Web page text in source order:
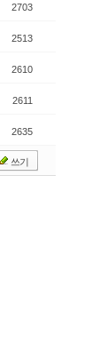
2703
2513
2610
2611
2635
쓰기